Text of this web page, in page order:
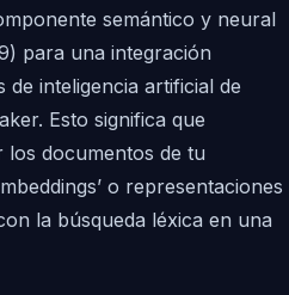
semántico y neural
para una integración
inteligencia artificial de
Esto significa que
los documentos de tu
o representaciones
la búsqueda léxica en una